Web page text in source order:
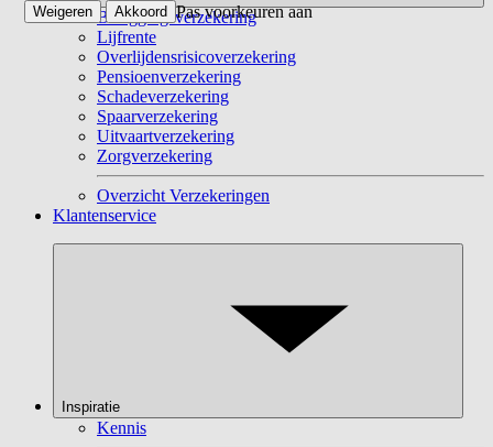
Beleggingsverzekering
Lijfrente
Overlijdensrisicoverzekering
Pensioenverzekering
Schadeverzekering
Spaarverzekering
Uitvaartverzekering
Zorgverzekering
Overzicht Verzekeringen
Klantenservice
Inspiratie
Kennis
Pas voorkeuren aan
Weigeren Akkoord